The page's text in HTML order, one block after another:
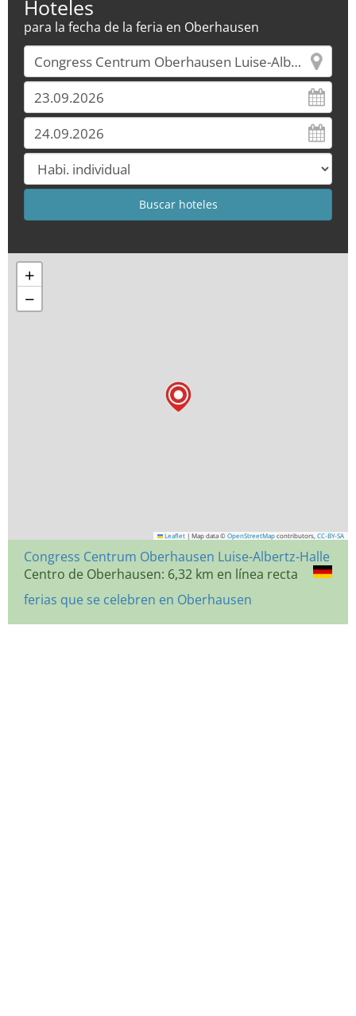
Hoteles
para la fecha de la feria en Oberhausen
+
−
Leaflet | Map data © OpenStreetMap contributors, CC-BY-SA
Congress Centrum Oberhausen Luise-Albertz-Halle
Centro de Oberhausen: 6,32 km en línea recta
ferias que se celebren en Oberhausen